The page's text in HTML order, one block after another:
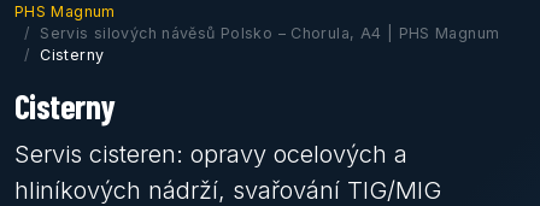
PHS Magnum
Servis silových návěsů Polsko – Chorula, A4 | PHS Magnum
Cisterny
Cisterny
Servis cisteren: opravy ocelových a
hliníkových nádrží, svařování TIG/MIG